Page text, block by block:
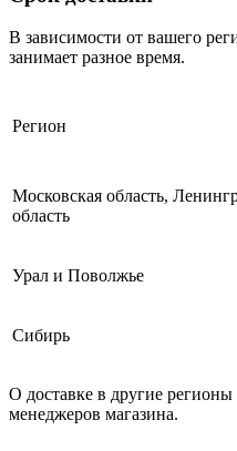
В зависимости от вашего
занимает разное время.
Регион
Московская область,
область
Урал и Поволжье
Сибирь
О доставке в другие
менеджеров магазина.